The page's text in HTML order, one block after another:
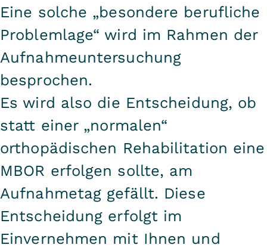
Eine solche „besondere berufliche
Problemlage“ wird im Rahmen der
Aufnahmeuntersuchung
besprochen.
Es wird also die Entscheidung, ob
statt einer „normalen“
orthopädischen Rehabilitation eine
MBOR erfolgen sollte, am
Aufnahmetag gefällt. Diese
Entscheidung erfolgt im
Einvernehmen mit Ihnen und